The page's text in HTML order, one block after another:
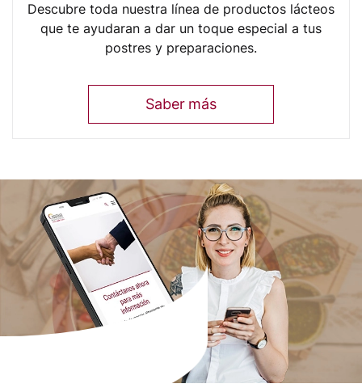
Descubre toda nuestra línea de productos lácteos
que te ayudaran a dar un toque especial a tus
postres y preparaciones.
Saber más